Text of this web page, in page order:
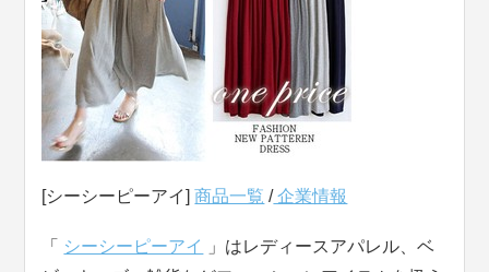
[シーシーピーアイ]商品一覧 /企業情報
「 シーシーピーアイ
」はレディースアパレル、ベ